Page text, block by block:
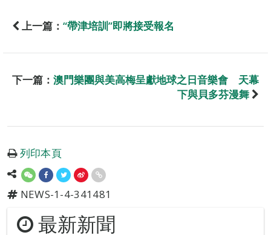
上一篇： “帶津培訓”即將接受報名
下一篇： 澳門樂團與美高梅呈獻地球之日音樂會 天幕
下與貝多芬漫舞
列印本頁
NEWS-1-4-341481
最新新聞